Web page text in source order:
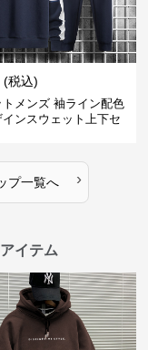
(税込)
トメンズ 袖ライン配色
ンスウェット上下セ
プ一覧へ ›
イテム